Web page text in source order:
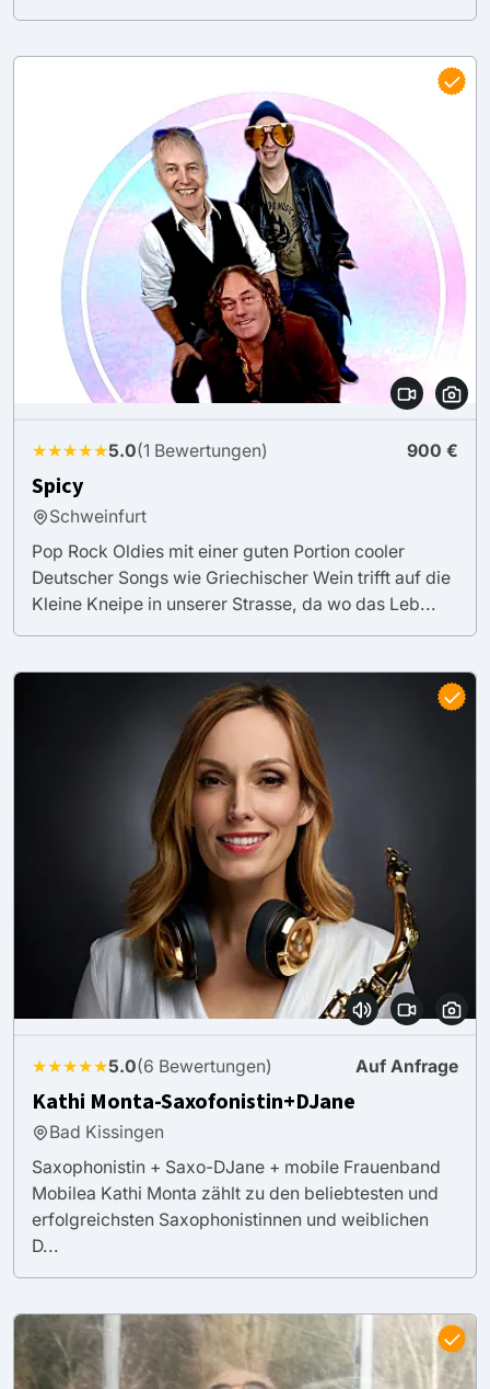
★★★★★5.0(1 Bewertungen) 900 €
Spicy
Schweinfurt
Pop Rock Oldies mit einer guten Portion cooler
Deutscher Songs wie Griechischer Wein trifft auf die
Kleine Kneipe in unserer Strasse, da wo das Leb...
★★★★★5.0(6 Bewertungen) Auf Anfrage
Kathi Monta-Saxofonistin+DJane
Bad Kissingen
Saxophonistin + Saxo-DJane + mobile Frauenband
Mobilea Kathi Monta zählt zu den beliebtesten und
erfolgreichsten Saxophonistinnen und weiblichen
D...